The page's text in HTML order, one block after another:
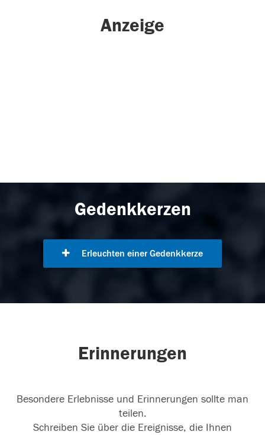
Anzeige
Gedenkkerzen
Erleuchten einer Gedenkkerze
Erinnerungen
Besondere Erlebnisse und Erinnerungen sollte man
teilen.
Schreiben Sie über die Ereignisse, die Ihnen